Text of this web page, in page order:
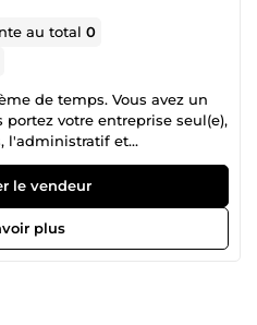
au total0
de temps. Vous avez un
votre entreprise seul(e),
l'administratif et
de temps : c'est l'absence
route quand votre activité
Virtuelle Stratégique. Mon
tâches&quot; , c'est de
le vendeur
plus